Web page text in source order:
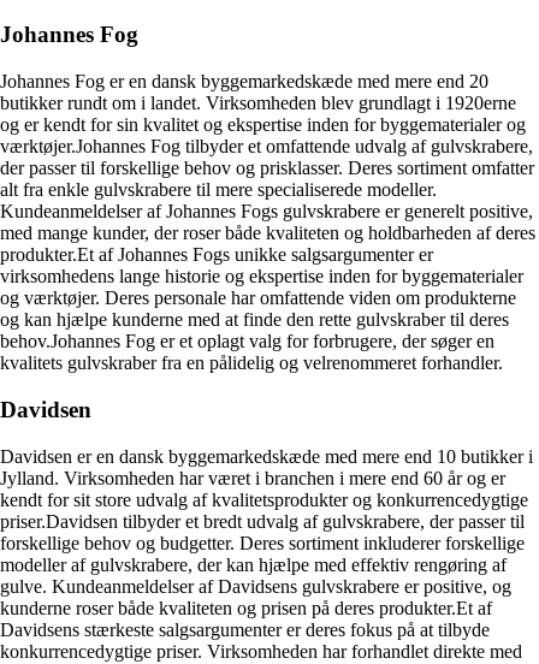
Johannes Fog
Johannes Fog er en dansk byggemarkedskæde med mere end 20
butikker rundt om i landet. Virksomheden blev grundlagt i 1920erne
og er kendt for sin kvalitet og ekspertise inden for byggematerialer og
værktøjer.Johannes Fog tilbyder et omfattende udvalg af gulvskrabere,
der passer til forskellige behov og prisklasser. Deres sortiment omfatter
alt fra enkle gulvskrabere til mere specialiserede modeller.
Kundeanmeldelser af Johannes Fogs gulvskrabere er generelt positive,
med mange kunder, der roser både kvaliteten og holdbarheden af ​​deres
produkter.Et af Johannes Fogs unikke salgsargumenter er
virksomhedens lange historie og ekspertise inden for byggematerialer
og værktøjer. Deres personale har omfattende viden om produkterne
og kan hjælpe kunderne med at finde den rette gulvskraber til deres
behov.Johannes Fog er et oplagt valg for forbrugere, der søger en
kvalitets gulvskraber fra en pålidelig og velrenommeret forhandler.
Davidsen
Davidsen er en dansk byggemarkedskæde med mere end 10 butikker i
Jylland. Virksomheden har været i branchen i mere end 60 år og er
kendt for sit store udvalg af kvalitetsprodukter og konkurrencedygtige
priser.Davidsen tilbyder et bredt udvalg af gulvskrabere, der passer til
forskellige behov og budgetter. Deres sortiment inkluderer forskellige
modeller af gulvskrabere, der kan hjælpe med effektiv rengøring af
gulve. Kundeanmeldelser af Davidsens gulvskrabere er positive, og
kunderne roser både kvaliteten og prisen på deres produkter.Et af
Davidsens stærkeste salgsargumenter er deres fokus på at tilbyde
konkurrencedygtige priser. Virksomheden har forhandlet direkte med